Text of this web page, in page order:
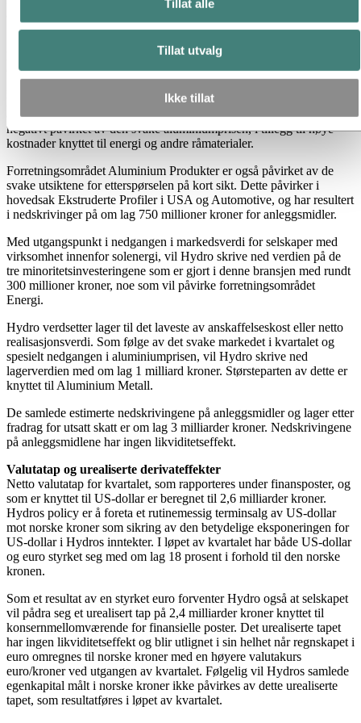
Tillat alle
Tillat utvalg
Ikke tillat
finanskrisen som et sterkere selskap,” sier konsernsjef Eivind Reiten.
Om lag 1.400 millioner kroner av nedskrivingene på anleggsmidler
primæraluminiumverket Neuss i Tyskland, og det deleide
aluminaraffineriet Alpart på Jamaica. Både Neuss og Alpart er
negativt påvirket av den svake aluminiumprisen, i tillegg til høye
kostnader knyttet til energi og andre råmaterialer.
Forretningsområdet Aluminium Produkter er også påvirket av de
svake utsiktene for etterspørselen på kort sikt. Dette påvirker i
hovedsak Ekstruderte Profiler i USA og Automotive, og har resultert
i nedskrivinger på om lag 750 millioner kroner for anleggsmidler.
Med utgangspunkt i nedgangen i markedsverdi for selskaper med
virksomhet innenfor solenergi, vil Hydro skrive ned verdien på de
tre minoritetsinvesteringene som er gjort i denne bransjen med rundt
300 millioner kroner, noe som vil påvirke forretningsområdet
Energi.
Hydro verdsetter lager til det laveste av anskaffelseskost eller netto
realisasjonsverdi. Som følge av det svake markedet i kvartalet og
spesielt nedgangen i aluminiumprisen, vil Hydro skrive ned
lagerverdien med om lag 1 milliard kroner. Størsteparten av dette er
knyttet til Aluminium Metall.
De samlede estimerte nedskrivingene på anleggsmidler og lager etter
fradrag for utsatt skatt er om lag 3 milliarder kroner. Nedskrivingene
på anleggsmidlene har ingen likviditetseffekt.
Valutatap og urealiserte derivateffekter
Netto valutatap for kvartalet, som rapporteres under finansposter, og
som er knyttet til US-dollar er beregnet til 2,6 milliarder kroner.
Hydros policy er å foreta et rutinemessig terminsalg av US-dollar
mot norske kroner som sikring av den betydelige eksponeringen for
US-dollar i Hydros inntekter. I løpet av kvartalet har både US-dollar
og euro styrket seg med om lag 18 prosent i forhold til den norske
kronen.
Som et resultat av en styrket euro forventer Hydro også at selskapet
vil pådra seg et urealisert tap på 2,4 milliarder kroner knyttet til
konsernmellomværende for finansielle poster. Det urealiserte tapet
har ingen likviditetseffekt og blir utlignet i sin helhet når regnskapet i
euro omregnes til norske kroner med en høyere valutakurs
euro/kroner ved utgangen av kvartalet. Følgelig vil Hydros samlede
egenkapital målt i norske kroner ikke påvirkes av dette urealiserte
tapet, som resultatføres i løpet av kvartalet.